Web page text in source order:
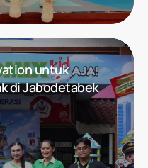
untuk
di Jabodetabek